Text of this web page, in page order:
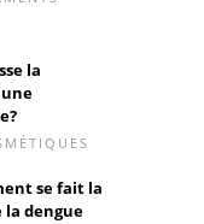
la
une
se fait la
la dengue